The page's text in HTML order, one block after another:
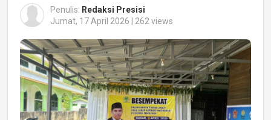
Penulis: Redaksi Presisi
Jumat, 17 April 2026 | 262 views